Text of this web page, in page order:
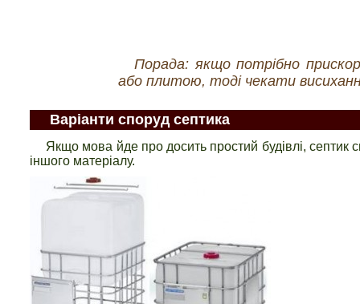
Порада: якщо потрібно
або плитою, тоді чекати
Варіанти споруд септика
Якщо мова йде про досить простий будівлі, септик
іншого матеріалу.